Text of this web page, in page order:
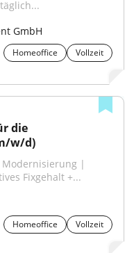
GmbH
Homeoffice
Vollzeit
die
w/d)
|
Fixgehalt +...
Homeoffice
Vollzeit